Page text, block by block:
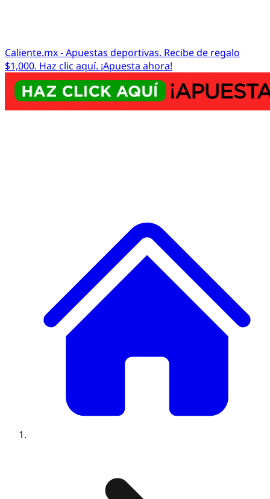
Caliente.mx - Apuestas deportivas. Recibe de regalo
$1,000. Haz clic aquí. ¡Apuesta ahora!